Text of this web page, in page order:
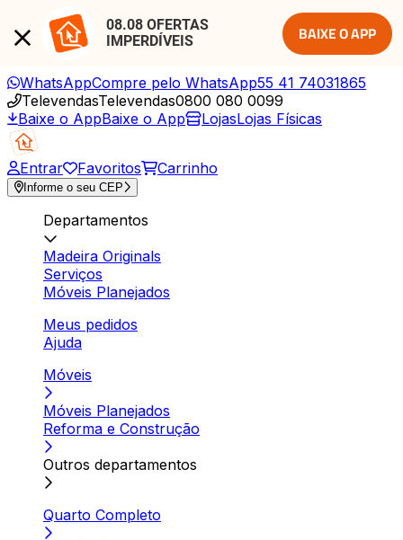
08.08 OFERTAS
IMPERDÍVEIS
BAIXE O APP
WhatsAppCompre pelo WhatsApp55 41 74031865
TelevendasTelevendas0800 080 0099
Baixe o AppBaixe o App LojasLojas Físicas
Entrar Favoritos Carrinho
Informe o seu CEP
Departamentos
Madeira Originals
Serviços
Móveis Planejados
Meus pedidos
Ajuda
Móveis
Móveis Planejados
Reforma e Construção
Outros departamentos
Quarto Completo